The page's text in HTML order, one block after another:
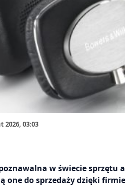
2026, 03:03
w świecie
one do sprzedaży dzięki